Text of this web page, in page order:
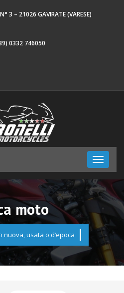
3 – 21026 GAVIRATE (VARESE)
0332 746050
Toggle
moto
nuova, usata o d’epoca